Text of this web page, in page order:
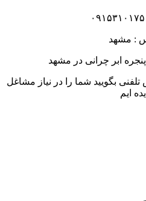
: مشهد
ابر چرانی در مشهد
بگویید شما را در نیاز مشاغل
ایم